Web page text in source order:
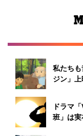
私たち
ジン」
ドラマ
班」は